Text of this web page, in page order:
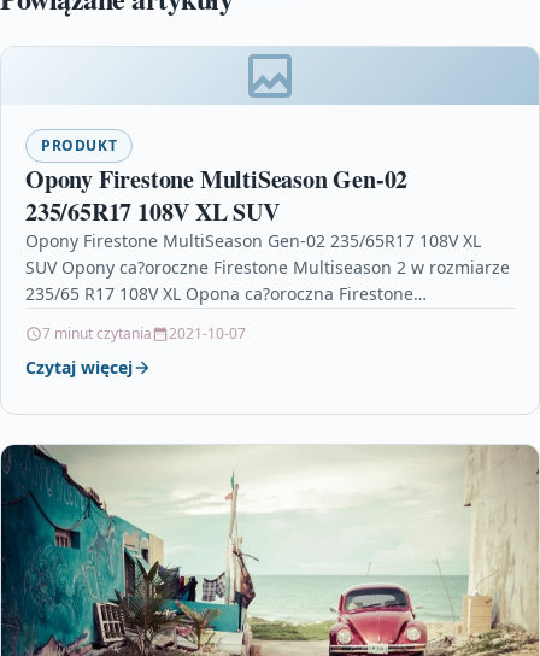
PRODUKT
Opony Firestone MultiSeason Gen-02
235/65R17 108V XL SUV
Opony Firestone MultiSeason Gen-02 235/65R17 108V XL
SUV Opony ca?oroczne Firestone Multiseason 2 w rozmiarze
235/65 R17 108V XL Opona ca?oroczna Firestone
7 minut czytania 2021-10-07
Czytaj więcej